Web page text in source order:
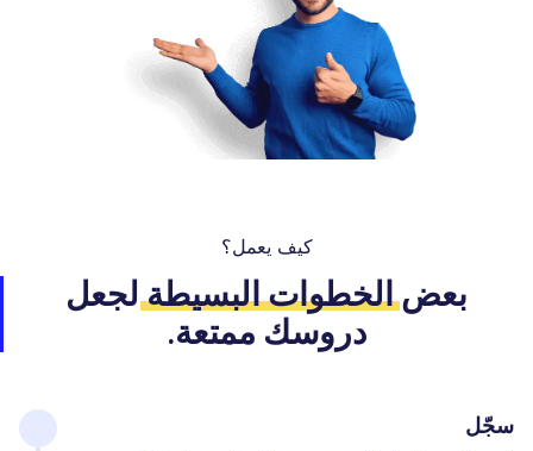
كيف يعمل؟
بعضالخطوات البسيطة لجعل
دروسك ممتعة.
سجّل